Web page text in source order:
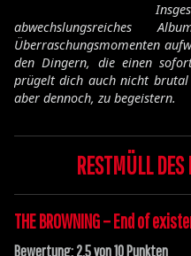
abwechslungsreiches
Überraschungsmomenten
den Dingern, die einen
prügelt dich auch nicht brutal
aber dennoch, zu begeistern.
RESTMÜLL
THE BROWNING – End of
Bewertung: 2,5 von 10 Punkten